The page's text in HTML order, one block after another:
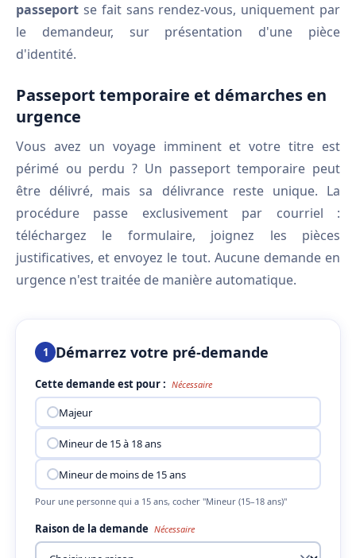
passeport se fait sans rendez-vous, uniquement par
le demandeur, sur présentation d'une pièce
d'identité.
Passeport temporaire et démarches en
urgence
Vous avez un voyage imminent et votre titre est
périmé ou perdu ? Un passeport temporaire peut
être délivré, mais sa délivrance reste unique. La
procédure passe exclusivement par courriel :
téléchargez le formulaire, joignez les pièces
justificatives, et envoyez le tout. Aucune demande en
urgence n'est traitée de manière automatique.
1 Démarrez votre pré-demande
Cette demande est pour : Nécessaire
Majeur
Mineur de 15 à 18 ans
Mineur de moins de 15 ans
Pour une personne qui a 15 ans, cocher "Mineur (15–18 ans)"
Raison de la demande Nécessaire